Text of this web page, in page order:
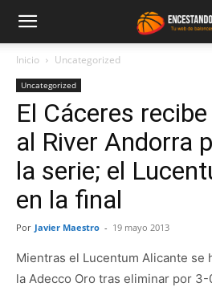
Inicio Uncategorized
Uncategorized
El Cáceres
al River Andorra
la serie; el
en la final
Por Javier Maestro - 19 mayo 2013
Mientras el Lucentum Alicante se
la Adecco Oro tras eliminar por